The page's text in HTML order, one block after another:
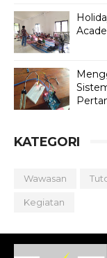
KATEGORI
Wawasan
Kegiatan